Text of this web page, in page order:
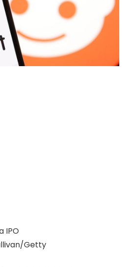
Getty